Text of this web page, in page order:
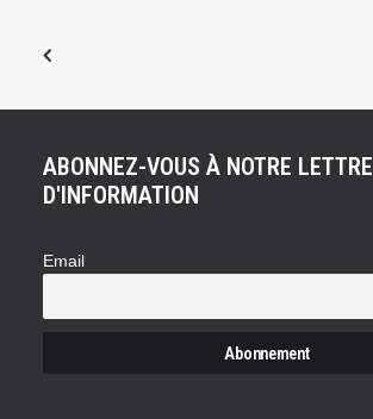
ABONNEZ-VOUS À NOTRE LETTRE
D'INFORMATION
Email